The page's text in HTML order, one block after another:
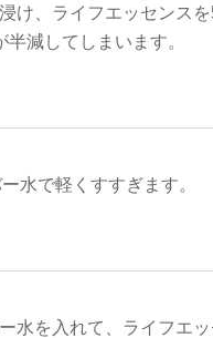
け、ライフエッセンス
減してしまいます。
水で軽くすすぎます。
水を入れて、ライフエ